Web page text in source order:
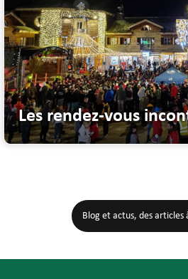
Les rendez-vous
Blog et actus, des articles